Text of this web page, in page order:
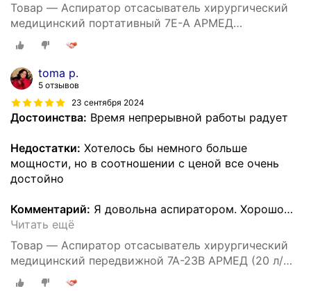
Товар — Аспиратор отсасыватель хирургический
медицинский портативный 7E-A АРМЕД
(электрический, регистрационное удостоверение)
toma p.
5 отзывов
23 сентября 2024
Достоинства: Время непрерывной работы радует
Недостатки: Хотелось бы немного больше
мощности, но в соотношении с ценой все очень
достойно
Комментарий: Я довольна аспиратором. Хорошо…
Читать ещё
Товар — Аспиратор отсасыватель хирургический
медицинский передвижной 7A-23B АРМЕД (20 л/
мин, электрический)